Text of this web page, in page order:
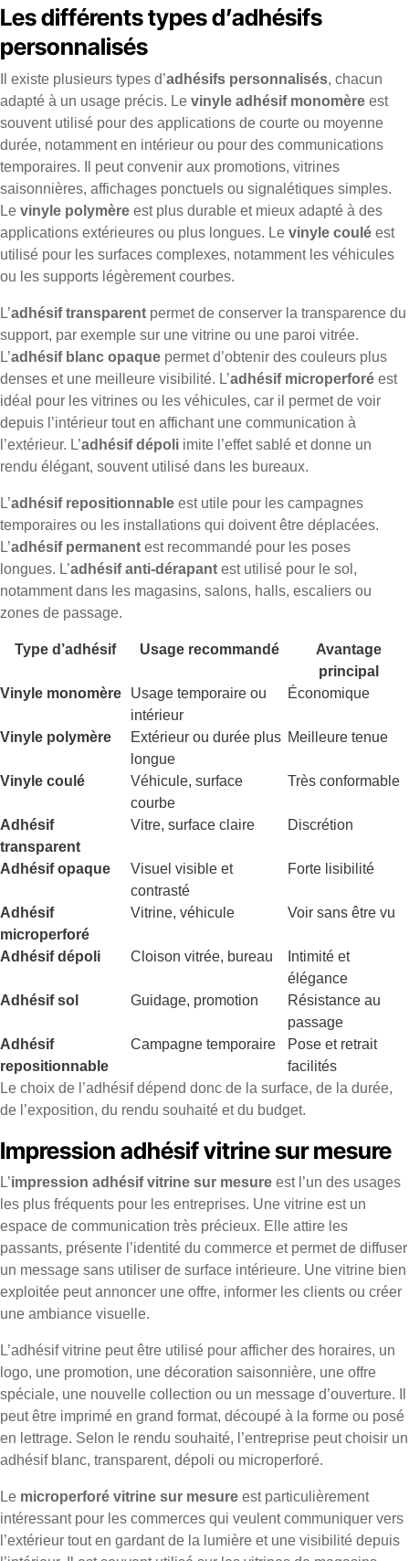
Les différents types d’adhésifs
personnalisés
Il existe plusieurs types d’adhésifs personnalisés, chacun
adapté à un usage précis. Le vinyle adhésif monomère est
souvent utilisé pour des applications de courte ou moyenne
durée, notamment en intérieur ou pour des communications
temporaires. Il peut convenir aux promotions, vitrines
saisonnières, affichages ponctuels ou signalétiques simples.
Le vinyle polymère est plus durable et mieux adapté à des
applications extérieures ou plus longues. Le vinyle coulé est
utilisé pour les surfaces complexes, notamment les véhicules
ou les supports légèrement courbes.
L’adhésif transparent permet de conserver la transparence du
support, par exemple sur une vitrine ou une paroi vitrée.
L’adhésif blanc opaque permet d’obtenir des couleurs plus
denses et une meilleure visibilité. L’adhésif microperforé est
idéal pour les vitrines ou les véhicules, car il permet de voir
depuis l’intérieur tout en affichant une communication à
l’extérieur. L’adhésif dépoli imite l’effet sablé et donne un
rendu élégant, souvent utilisé dans les bureaux.
L’adhésif repositionnable est utile pour les campagnes
temporaires ou les installations qui doivent être déplacées.
L’adhésif permanent est recommandé pour les poses
longues. L’adhésif anti-dérapant est utilisé pour le sol,
notamment dans les magasins, salons, halls, escaliers ou
zones de passage.
Type d’adhésif Usage recommandé
Avantage
principal
Vinyle monomère
Usage temporaire ou
intérieur
Économique
Vinyle polymère
Extérieur ou durée plus
longue
Meilleure tenue
Vinyle coulé
Véhicule, surface
courbe
Très conformable
Adhésif
transparent
Vitre, surface claire Discrétion
Adhésif opaque
Visuel visible et
contrasté
Forte lisibilité
Adhésif
microperforé
Vitrine, véhicule Voir sans être vu
Adhésif dépoli Cloison vitrée, bureau
Intimité et
élégance
Adhésif sol
Guidage, promotion
Résistance au
passage
Adhésif
repositionnable
Campagne temporaire
Pose et retrait
facilités
Le choix de l’adhésif dépend donc de la surface, de la durée,
de l’exposition, du rendu souhaité et du budget.
Impression adhésif vitrine sur mesure
L’impression adhésif vitrine sur mesure est l’un des usages
les plus fréquents pour les entreprises. Une vitrine est un
espace de communication très précieux. Elle attire les
passants, présente l’identité du commerce et permet de diffuser
un message sans utiliser de surface intérieure. Une vitrine bien
exploitée peut annoncer une offre, informer les clients ou créer
une ambiance visuelle.
L’adhésif vitrine peut être utilisé pour afficher des horaires, un
logo, une promotion, une décoration saisonnière, une offre
spéciale, une nouvelle collection ou un message d’ouverture. Il
peut être imprimé en grand format, découpé à la forme ou posé
en lettrage. Selon le rendu souhaité, l’entreprise peut choisir un
adhésif blanc, transparent, dépoli ou microperforé.
Le microperforé vitrine sur mesure est particulièrement
intéressant pour les commerces qui veulent communiquer vers
l’extérieur tout en gardant de la lumière et une visibilité depuis